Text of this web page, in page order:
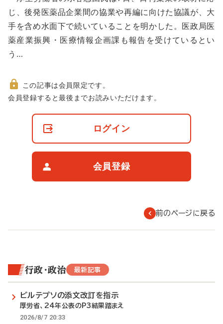
じ、後発医薬品企業間の協業や再編に向けた協議が、大
手を含め水面下で続いていることを明かした。医政局医
薬産業振興・医療情報企画課も報告を受けているとい
う…
非
この記事は会員限定です。
会員登録すると最後までお読みいただけます。
ログイン
会員登録
前のページに戻る
行政・政治 最新記事
ビルテプソの添文改訂を指示
厚労省、24年公表のP3結果踏まえ
2026/8/7 20:33